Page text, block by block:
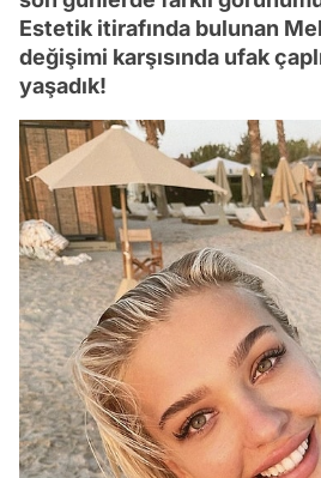
Estetik itirafında bulunan
değişimi karşısında ufak
yaşadık!